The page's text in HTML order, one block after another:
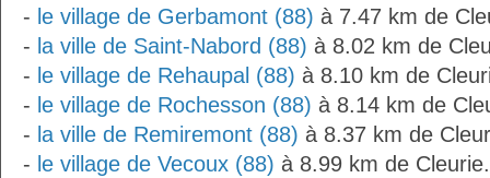
- le village de Gerbamont (88) à 7.47 km de
- la ville de Saint-Nabord (88) à 8.02 km de
- le village de Rehaupal (88) à 8.10 km de
- le village de Rochesson (88) à 8.14 km de
- la ville de Remiremont (88) à 8.37 km de
- le village de Vecoux (88) à 8.99 km de Cleurie.